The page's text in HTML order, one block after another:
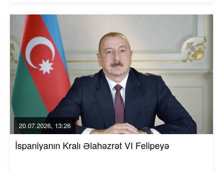
20.07.2026, 13:26
İspaniyanın Kralı Əlahəzrət VI Felipeyə